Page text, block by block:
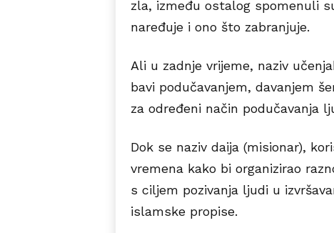
zla, između ostalog spomenuli
naređuje i ono što zabranjuje.
Ali u zadnje vrijeme, naziv
bavi podučavanjem, davanjem
za određeni način podučavanja
Dok se naziv daija (misionar),
vremena kako bi organizirao
s ciljem pozivanja ljudi u
islamske propise.